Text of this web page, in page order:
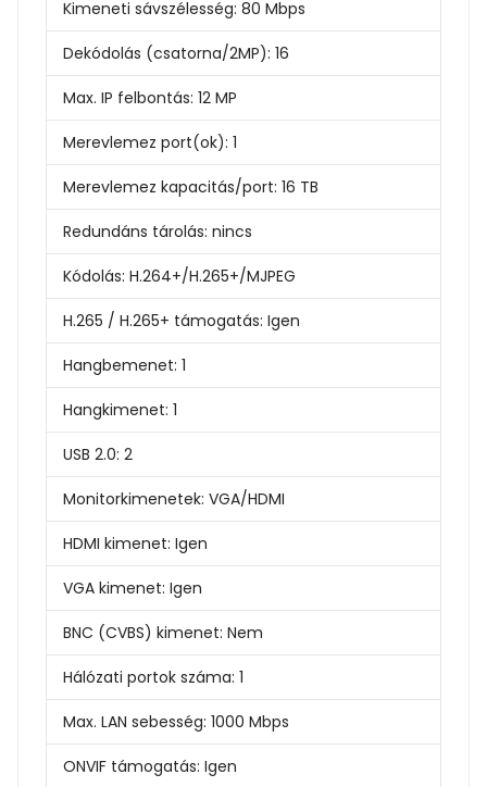
Kimeneti sávszélesség: 80 Mbps
Dekódolás (csatorna/2MP): 16
Max. IP felbontás: 12 MP
Merevlemez port(ok): 1
Merevlemez kapacitás/port: 16 TB
Redundáns tárolás: nincs
Kódolás: H.264+/H.265+/MJPEG
H.265 / H.265+ támogatás: Igen
Hangbemenet: 1
Hangkimenet: 1
USB 2.0: 2
Monitorkimenetek: VGA/HDMI
HDMI kimenet: Igen
VGA kimenet: Igen
BNC (CVBS) kimenet: Nem
Hálózati portok száma: 1
Max. LAN sebesség: 1000 Mbps
ONVIF támogatás: Igen